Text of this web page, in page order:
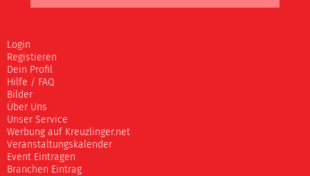
Login
Registieren
Dein Profil
Hilfe / FAQ
Bilder
Über Uns
Unser Service
Werbung auf Kreuzlinger.net
Veranstaltungskalender
Event Eintragen
Branchen Eintrag